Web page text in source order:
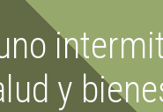
y